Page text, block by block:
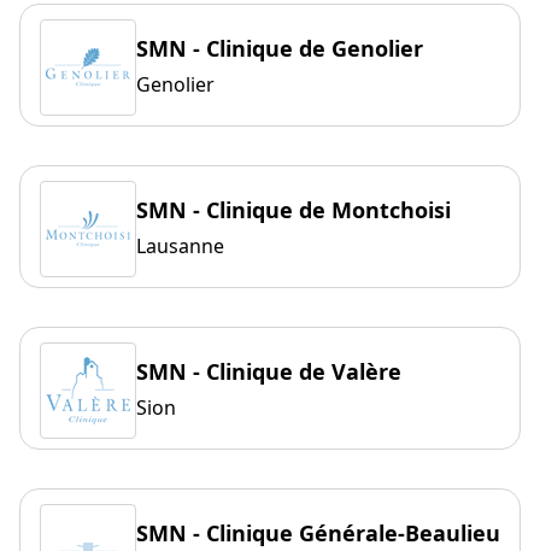
SMN - Clinique de Genolier
Genolier
SMN - Clinique de Montchoisi
Lausanne
SMN - Clinique de Valère
Sion
SMN - Clinique Générale-Beaulieu